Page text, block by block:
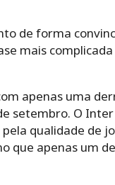
de forma
mais
apenas uma
setembro. O
qualidade de
que apenas um